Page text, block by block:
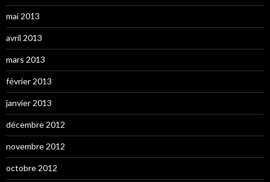
mai 2013
avril 2013
mars 2013
février 2013
janvier 2013
décembre 2012
novembre 2012
octobre 2012